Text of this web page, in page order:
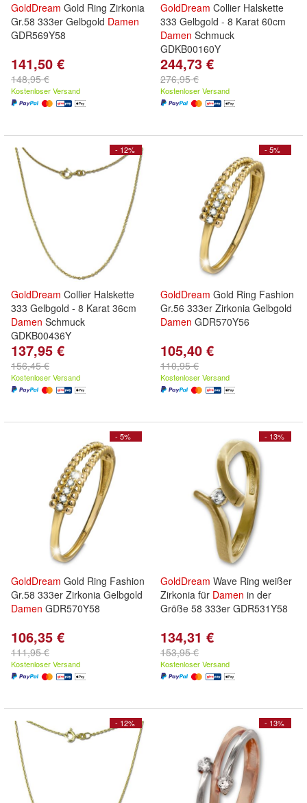
GoldDream Gold Ring Zirkonia
Gr.58 333er Gelbgold Damen
GDR569Y58
141,50 €
148,95 €
Kostenloser Versand
GoldDream Collier Halskette
333 Gelbgold - 8 Karat 60cm
Damen Schmuck
GDKB00160Y
244,73 €
276,95 €
Kostenloser Versand
- 12%
GoldDream Collier Halskette
333 Gelbgold - 8 Karat 36cm
Damen Schmuck
GDKB00436Y
137,95 €
156,45 €
Kostenloser Versand
- 5%
GoldDream Gold Ring Fashion
Gr.56 333er Zirkonia Gelbgold
Damen GDR570Y56
105,40 €
110,95 €
Kostenloser Versand
- 5%
GoldDream Gold Ring Fashion
Gr.58 333er Zirkonia Gelbgold
Damen GDR570Y58
106,35 €
111,95 €
Kostenloser Versand
- 13%
GoldDream Wave Ring weißer
Zirkonia für Damen in der
Größe 58 333er GDR531Y58
134,31 €
153,95 €
Kostenloser Versand
- 12% - 13%